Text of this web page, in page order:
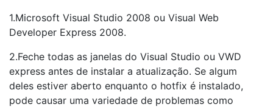
1.Microsoft Visual Studio 2008 ou Visual Web
Developer Express 2008.
2.Feche todas as janelas do Visual Studio ou VWD
express antes de instalar a atualização. Se algum
deles estiver aberto enquanto o hotfix é instalado,
pode causar uma variedade de problemas como